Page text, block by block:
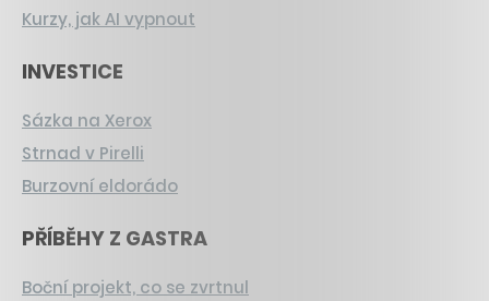
Kurzy, jak AI vypnout
INVESTICE
Sázka na Xerox
Strnad v Pirelli
Burzovní eldorádo
PŘÍBĚHY Z GASTRA
Boční projekt, co se zvrtnul